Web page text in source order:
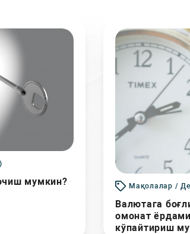
мумкин? Мақолалар /
Валютага
омонат
кўпайтириш